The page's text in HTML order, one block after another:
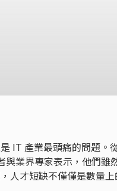
IT 產業最頭痛的問題
業界專家表示，他們
人才短缺不僅僅是數量